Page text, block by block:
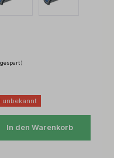
unbekannt
In den Warenkorb